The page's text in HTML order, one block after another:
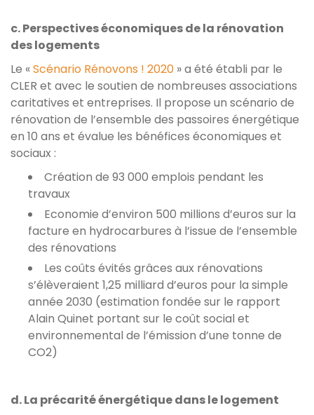
c. Perspectives économiques de la rénovation
des logements
Le «Scénario Rénovons ! 2020 » a été établi par le
CLER et avec le soutien de nombreuses associations
caritatives et entreprises. Il propose un scénario de
rénovation de l’ensemble des passoires énergétique
en 10 ans et évalue les bénéfices économiques et
sociaux :
Création de 93 000 emplois pendant les
travaux
Economie d’environ 500 millions d’euros sur la
facture en hydrocarbures à l’issue de l’ensemble
des rénovations
Les coûts évités grâces aux rénovations
s’élèveraient 1,25 milliard d’euros pour la simple
année 2030 (estimation fondée sur le rapport
Alain Quinet portant sur le coût social et
environnemental de l’émission d’une tonne de
CO2)
d. La précarité énergétique dans le logement